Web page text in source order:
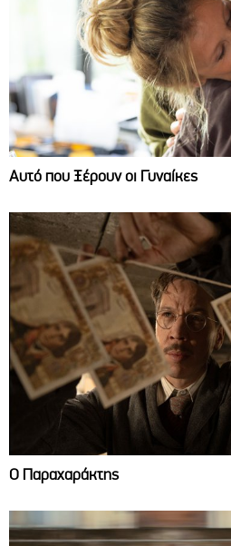
Αυτό που Ξέρουν οι Γυναίκες
Ο Παραχαράκτης